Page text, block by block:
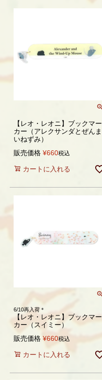
【レオ・レオニ】ブックマー
カー（アレクサンダとぜんま
いねずみ）
販売価格 ¥660税込
カートに入れる
6/10再入荷＊
【レオ・レオニ】ブックマー
カー（スイミー）
販売価格 ¥660税込
カートに入れる